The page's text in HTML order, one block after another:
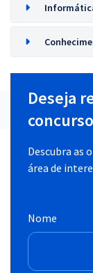
Deseja
Descubra as
área de
Nome